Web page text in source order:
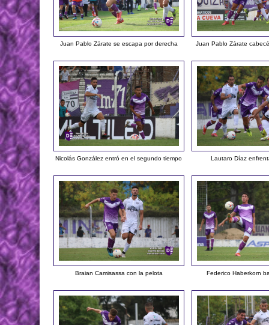
Juan Pablo Zárate se escapa por derecha Juan Pablo Zárate
Nicolás González entró en el segundo tiempo Lautaro Díaz
Braian Camisassa con la pelota Federico Haberkorn